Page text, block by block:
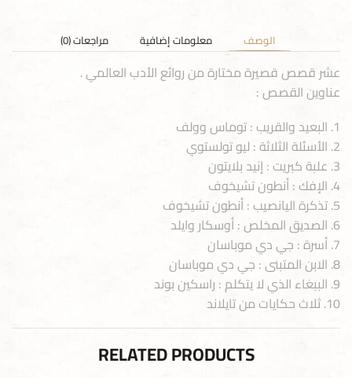
الوصف معلومات إضافية مراجعات (0)
عشر قصص قصيرة مختارة من روائع الأدب العالمي .
عناوين القصص :
1. البعيد والقريب : توماس وولف
2. الأسئلة الثلاثة : ليو تولستوي
3. علبة كبريت : إنيد بلايتون
4. الإفك : أنطون تشيخوف
5. تذكرة اليانصيب : أنطون تشيخوف
6. الصديق المخلص : أوسكار وايلد
7. أسرة : جي دي موباسان
8. الابن المتبنى : جي دي موباسان
9. الببغاء الذي لا يتكلم : راسكين بوند
10. ثلاث حكايات من تايلاند
RELATED PRODUCTS